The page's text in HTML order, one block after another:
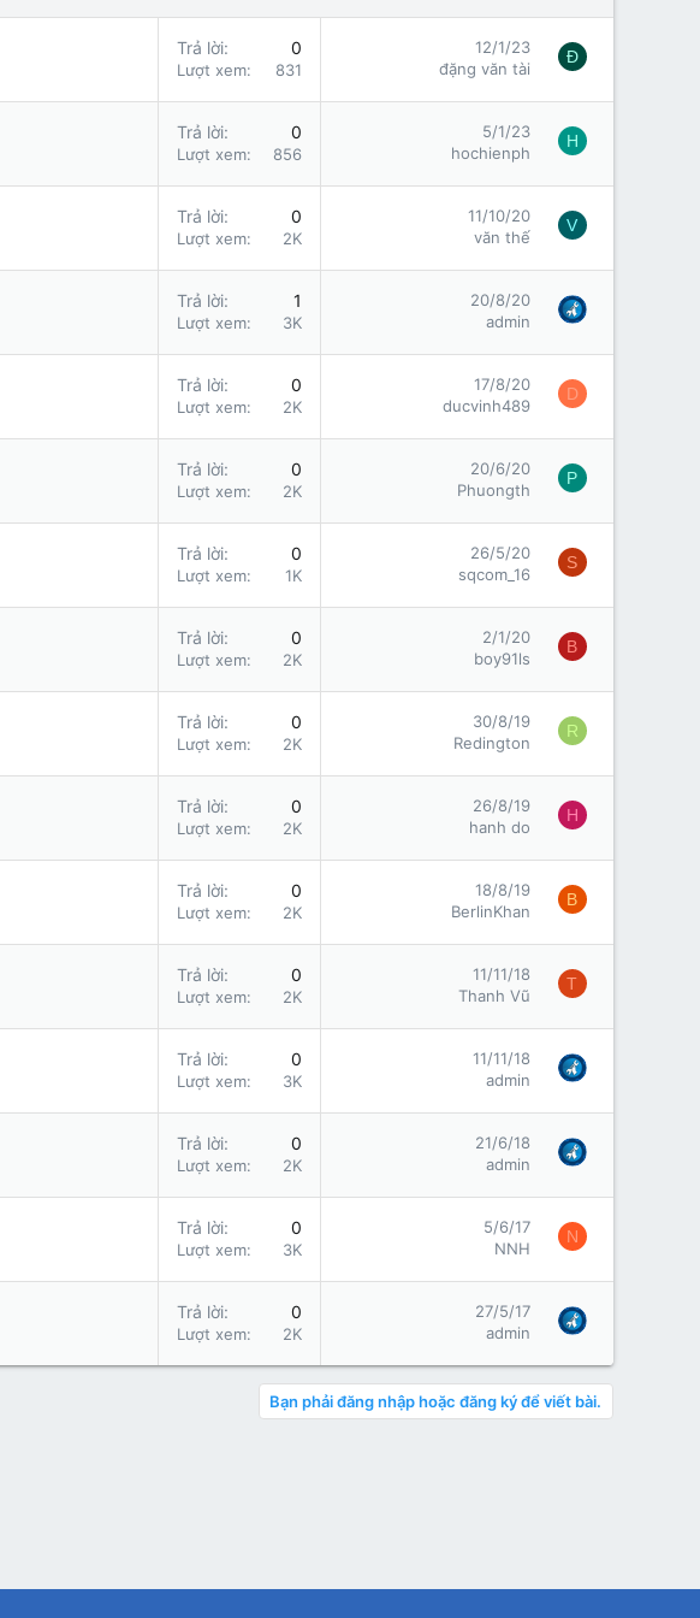
Trả lời 0
Lượt xem 831
12/1/23
đặng văn tài
Đ
Trả lời 0
Lượt xem 856
5/1/23
hochienph
H
Trả lời 0
Lượt xem 2K
11/10/20
văn thế
V
Trả lời 1
Lượt xem 3K
20/8/20
admin
Trả lời 0
Lượt xem 2K
17/8/20
ducvinh489
D
Trả lời 0
Lượt xem 2K
20/6/20
Phuongth
P
Trả lời 0
Lượt xem 1K
26/5/20
sqcom_16
S
Trả lời 0
Lượt xem 2K
2/1/20
boy91ls
B
Trả lời 0
Lượt xem 2K
30/8/19
Redington
R
Trả lời 0
Lượt xem 2K
26/8/19
hanh do
H
Trả lời 0
Lượt xem 2K
18/8/19
BerlinKhan
B
Trả lời 0
Lượt xem 2K
11/11/18
Thanh Vũ
T
Trả lời 0
Lượt xem 3K
11/11/18
admin
Trả lời 0
Lượt xem 2K
21/6/18
admin
Trả lời 0
Lượt xem 3K
5/6/17
NNH
N
Trả lời 0
Lượt xem 2K
27/5/17
admin
Bạn phải đăng nhập hoặc đăng ký để viết bài.